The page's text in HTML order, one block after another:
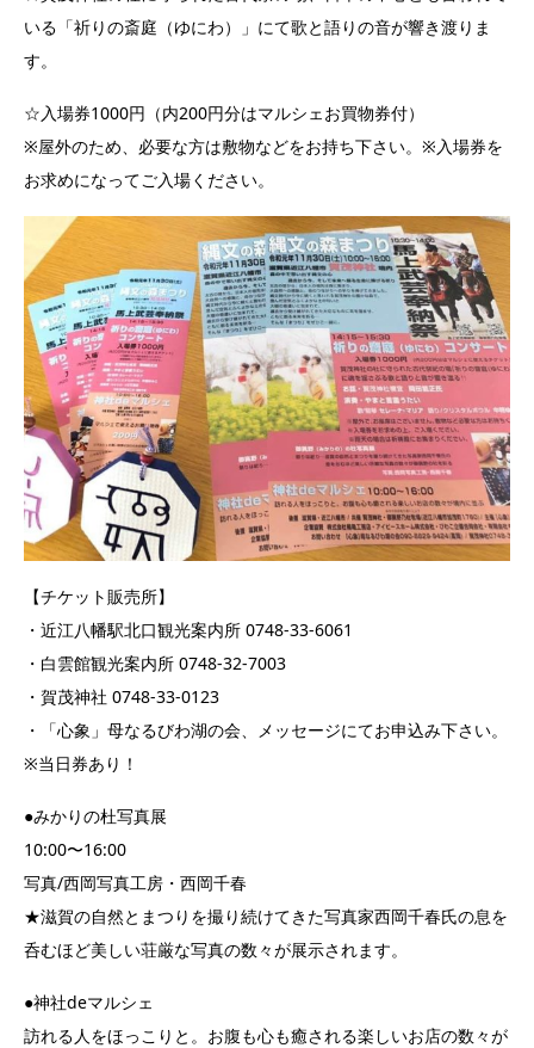
いる「祈りの斎庭（ゆにわ）」にて歌と語りの音が響き渡りま
す。
☆入場券1000円（内200円分はマルシェお買物券付）
※屋外のため、必要な方は敷物などをお持ち下さい。※入場券を
お求めになってご入場ください。
【チケット販売所】
・近江八幡駅北口観光案内所 0748-33-6061
・白雲館観光案内所 0748-32-7003
・賀茂神社 0748-33-0123
・「心象」母なるびわ湖の会、メッセージにてお申込み下さい。
※当日券あり！
●みかりの杜写真展
10:00〜16:00
写真/西岡写真工房・西岡千春
★滋賀の自然とまつりを撮り続けてきた写真家西岡千春氏の息を
呑むほど美しい荘厳な写真の数々が展示されます。
●神社deマルシェ
訪れる人をほっこりと。お腹も心も癒される楽しいお店の数々が